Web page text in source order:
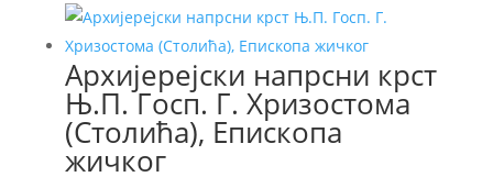
Архијерејски напрсни крст
Њ.П. Госп. Г. Хризостома
(Столића), Епископа
жичког